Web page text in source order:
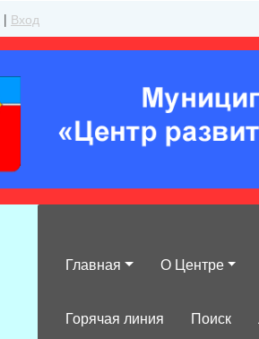
| Вход
Главная О Центре
Горячая линия Поиск